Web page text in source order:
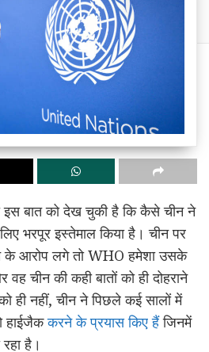
इस बात को देख चुकी है कि कैसे चीन ने
भरपूर इस्तेमाल किया है। चीन पर
के आरोप लगे तो WHO हमेशा उसके
चीन की कही बातों को ही दोहराने
ही नहीं, चीन ने पिछले कई सालों में
हाईजैककरने के प्रयास किए हैंजिनमें
है।